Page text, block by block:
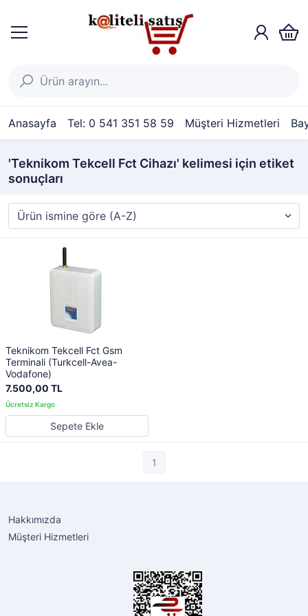
Anasayfa Tel: 0 541 351 58 59 Müşteri Hizmetleri
'Teknikom Tekcell Fct Cihazı' kelimesi için etiket
sonuçları
Teknikom Tekcell Fct Gsm
Terminali (Turkcell-Avea-
Vodafone)
7.500,00 TL
Sepete Ekle
1
Hakkımızda
Müşteri Hizmetleri